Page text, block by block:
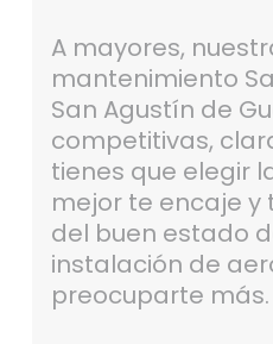
A mayores,
mantenimiento
San Agustín de
competitivas,
tienes que elegir
mejor te encaje y
del buen estado
instalación de
preocuparte más.